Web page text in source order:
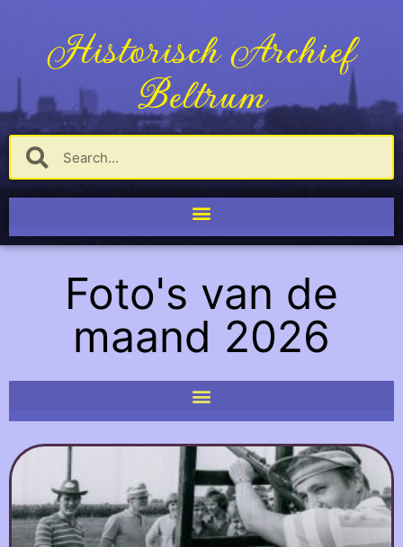
Historisch Archief
Beltrum
Foto's van de
maand 2026